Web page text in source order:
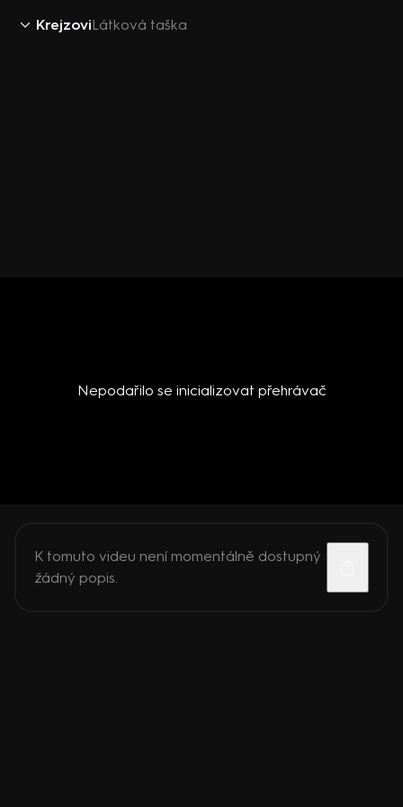
KrejzoviLátková taška
Nepodařilo se inicializovat přehrávač
K tomuto videu není momentálně dostupný
žádný popis.